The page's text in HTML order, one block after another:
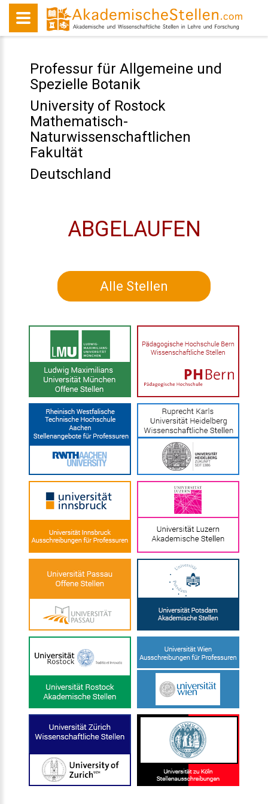
Professur für Allgemeine und
Spezielle Botanik
University of Rostock
Mathematisch-
Naturwissenschaftlichen
Fakultät
Deutschland
ABGELAUFEN
Alle Stellen